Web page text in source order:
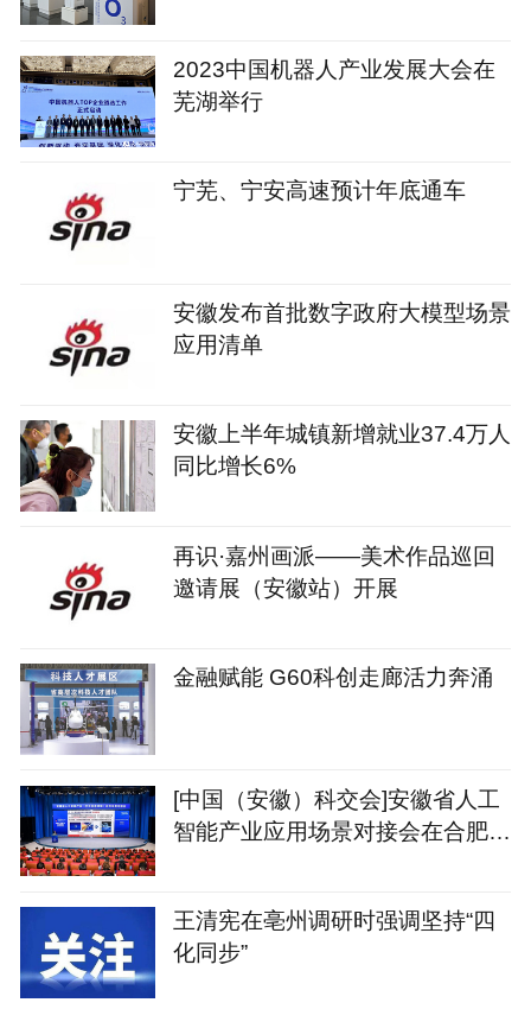
2023中国机器人产业发展大会在
芜湖举行
宁芜、宁安高速预计年底通车
安徽发布首批数字政府大模型场景
应用清单
安徽上半年城镇新增就业37.4万人
同比增长6%
再识·嘉州画派——美术作品巡回
邀请展（安徽站）开展
金融赋能 G60科创走廊活力奔涌
[中国（安徽）科交会]安徽省人工
智能产业应用场景对接会在合肥召
王清宪在亳州调研时强调坚持“四
化同步”